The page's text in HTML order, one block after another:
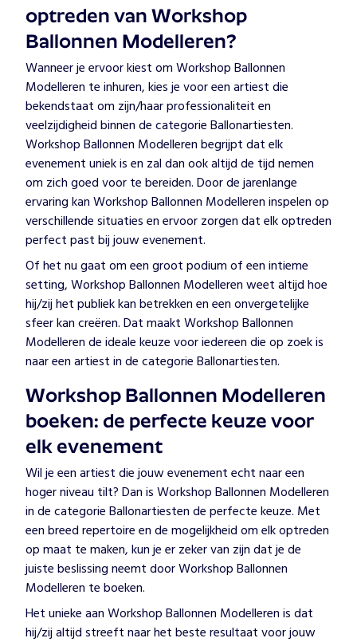
optreden van Workshop
Ballonnen Modelleren?
Wanneer je ervoor kiest om Workshop Ballonnen
Modelleren te inhuren, kies je voor een artiest die
bekendstaat om zijn/haar professionaliteit en
veelzijdigheid binnen de categorie Ballonartiesten.
Workshop Ballonnen Modelleren begrijpt dat elk
evenement uniek is en zal dan ook altijd de tijd nemen
om zich goed voor te bereiden. Door de jarenlange
ervaring kan Workshop Ballonnen Modelleren inspelen op
verschillende situaties en ervoor zorgen dat elk optreden
perfect past bij jouw evenement.
Of het nu gaat om een groot podium of een intieme
setting, Workshop Ballonnen Modelleren weet altijd hoe
hij/zij het publiek kan betrekken en een onvergetelijke
sfeer kan creëren. Dat maakt Workshop Ballonnen
Modelleren de ideale keuze voor iedereen die op zoek is
naar een artiest in de categorie Ballonartiesten.
Workshop Ballonnen Modelleren
boeken: de perfecte keuze voor
elk evenement
Wil je een artiest die jouw evenement echt naar een
hoger niveau tilt? Dan is Workshop Ballonnen Modelleren
in de categorie Ballonartiesten de perfecte keuze. Met
een breed repertoire en de mogelijkheid om elk optreden
op maat te maken, kun je er zeker van zijn dat je de
juiste beslissing neemt door Workshop Ballonnen
Modelleren te boeken.
Het unieke aan Workshop Ballonnen Modelleren is dat
hij/zij altijd streeft naar het beste resultaat voor jouw